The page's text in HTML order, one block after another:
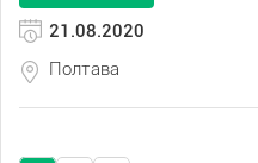
21.08.2020
Полтава